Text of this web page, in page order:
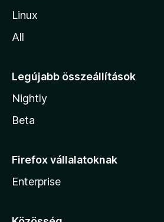
Linux
All
Legújabb összeállítások
Nightly
Beta
Firefox vállalatoknak
Enterprise